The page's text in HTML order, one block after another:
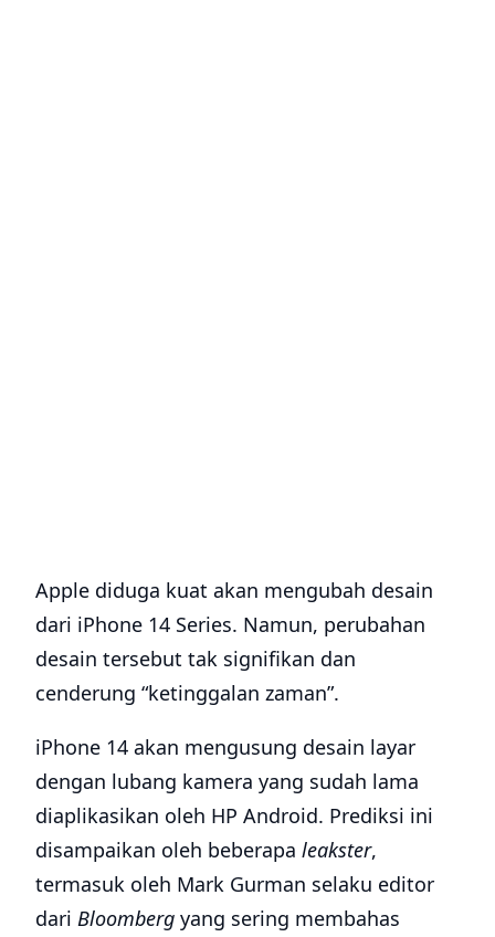
Apple diduga kuat akan mengubah desain
dari iPhone 14 Series. Namun, perubahan
desain tersebut tak signifikan dan
cenderung “ketinggalan zaman”.
iPhone 14 akan mengusung desain layar
dengan lubang kamera yang sudah lama
diaplikasikan oleh HP Android. Prediksi ini
disampaikan oleh beberapa leakster,
termasuk oleh Mark Gurman selaku editor
dari Bloomberg yang sering membahas